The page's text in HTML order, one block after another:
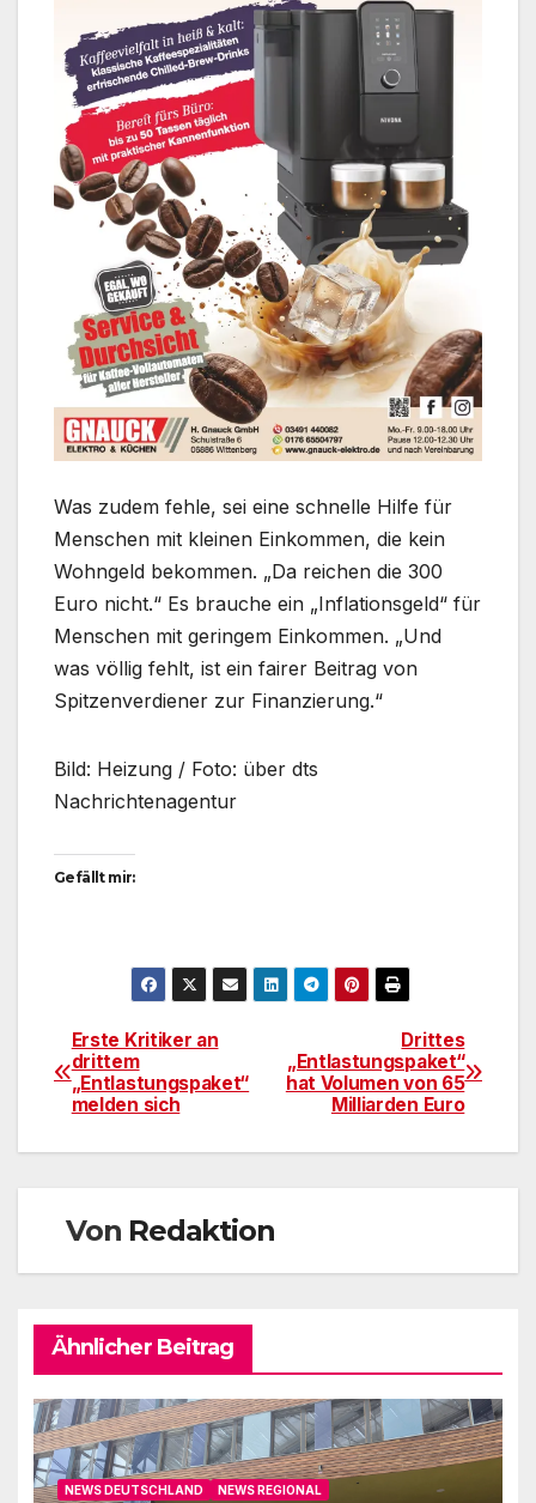
Was zudem fehle, sei eine schnelle Hilfe für
Menschen mit kleinen Einkommen, die kein
Wohngeld bekommen. „Da reichen die 300
Euro nicht.“ Es brauche ein „Inflationsgeld“ für
Menschen mit geringem Einkommen. „Und
was völlig fehlt, ist ein fairer Beitrag von
Spitzenverdiener zur Finanzierung.“
Bild: Heizung / Foto: über dts
Nachrichtenagentur
Gefällt mir:
Beitragsnavigation Drittes
„Entlastungspaket“
hat Volumen von 65
Milliarden Euro
Erste Kritiker an
drittem
„Entlastungspaket“
melden sich
Von Redaktion
Ähnlicher Beitrag
NEWS DEUTSCHLAND NEWS REGIONAL